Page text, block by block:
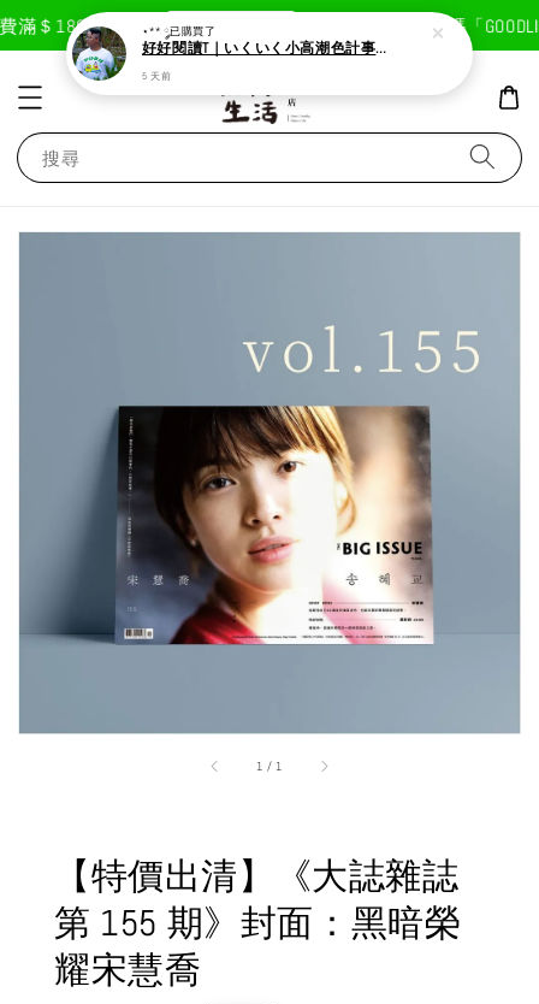
＄1800免運費 現在去購物！ 首次註冊輸入折扣碼「
搜尋
1 / 1
【特價出清】《大誌雜誌
第 155 期》封面：黑暗榮
耀宋慧喬
⋆** ༘已購買了
好好閱讀T｜いくいく小高潮色計事務所X好好生活書店聯名款
5 天前